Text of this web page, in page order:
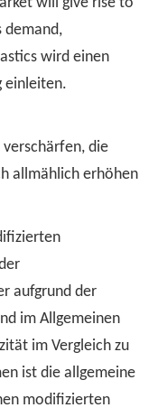
demand,
wird einen
einleiten.
die
allmählich erhöhen
aufgrund der
im Allgemeinen
im Vergleich zu
ist die allgemeine
modifizierten